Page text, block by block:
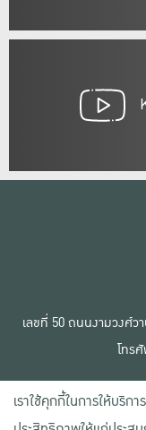
เลขที่ 50 ถนนงามวงศ์ว
โทร
เราใช้คุกกี้ในการให้บริก